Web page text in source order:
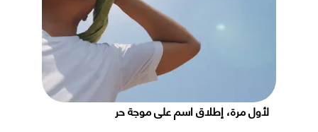
لأول مرة، إطلاق اسم على موجة حر